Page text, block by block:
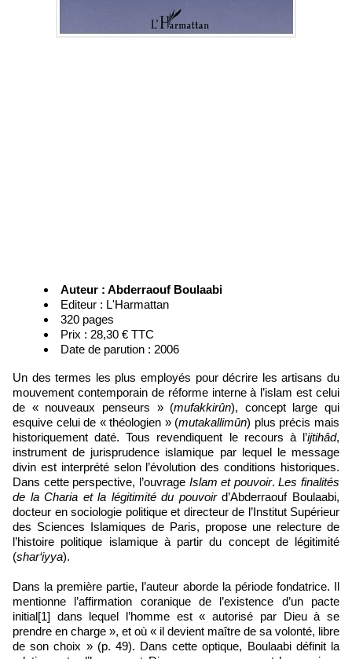
Auteur : Abderraouf Boulaabi
Editeur : L'Harmattan
320 pages
Prix : 28,30 € TTC
Date de parution : 2006
Un des termes les plus employés pour décrire les artisans du
mouvement contemporain de réforme interne à l’islam est celui
de « nouveaux penseurs » (mufakkirûn), concept large qui
esquive celui de « théologien » (mutakallimûn) plus précis mais
historiquement daté. Tous revendiquent le recours à l’ijtihâd,
instrument de jurisprudence islamique par lequel le message
divin est interprété selon l’évolution des conditions historiques.
Dans cette perspective, l’ouvrage Islam et pouvoir.Les finalités
de la Charia et la légitimité du pouvoird’Abderraouf Boulaabi,
docteur en sociologie politique et directeur de l’Institut Supérieur
des Sciences Islamiques de Paris, propose une relecture de
l’histoire politique islamique à partir du concept de légitimité
(shar‘iyya).
Dans la première partie, l’auteur aborde la période fondatrice. Il
mentionne l’affirmation coranique de l’existence d’un pacte
initial[1] dans lequel l’homme est « autorisé par Dieu à se
prendre en charge », et où « il devient maître de sa volonté, libre
de son choix » (p. 49). Dans cette optique, Boulaabi définit la